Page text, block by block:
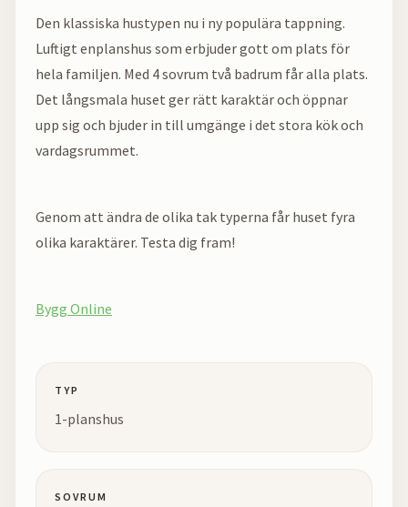
Den klassiska hustypen nu i ny populära tappning.
Luftigt enplanshus som erbjuder gott om plats för
hela familjen. Med 4 sovrum två badrum får alla plats.
Det långsmala huset ger rätt karaktär och öppnar
upp sig och bjuder in till umgänge i det stora kök och
vardagsrummet.
Genom att ändra de olika tak typerna får huset fyra
olika karaktärer. Testa dig fram!
Bygg Online
TYP
1-planshus
SOVRUM